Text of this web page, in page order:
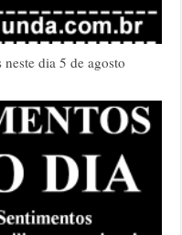
dia 5 de agosto